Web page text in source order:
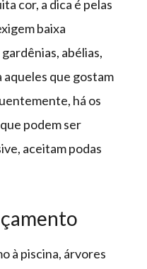
cor, a dica é pelas
baixa
abélias,
aqueles que gostam
há os
podem ser
aceitam podas
à piscina, árvores